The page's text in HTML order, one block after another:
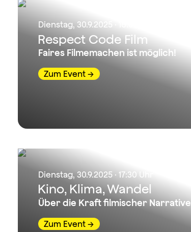
Dienstag, 30.9.2025 · 16:00 Uhr
Respect Code Film
Faires Filmemachen ist möglich!
Zum Event
Dienstag, 30.9.2025 · 17:30 Uhr
Kino, Klima, Wandel
Über die Kraft filmischer Narrative
Zum Event